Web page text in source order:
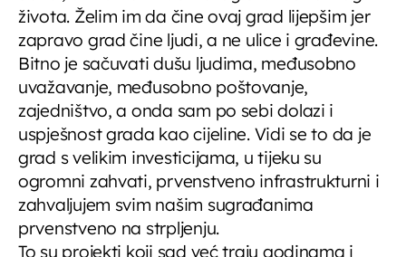
20:50 - 22:45
života. Želim im da čine ovaj grad lijepšim jer
zapravo grad čine ljudi, a ne ulice i građevine.
Bitno je sačuvati dušu ljudima, međusobno
uvažavanje, međusobno poštovanje,
zajedništvo, a onda sam po sebi dolazi i
uspješnost grada kao cijeline. Vidi se to da je
grad s velikim investicijama, u tijeku su
ogromni zahvati, prvenstveno infrastrukturni i
zahvaljujem svim našim sugrađanima
prvenstveno na strpljenju.
To su projekti koji sad već traju godinama i